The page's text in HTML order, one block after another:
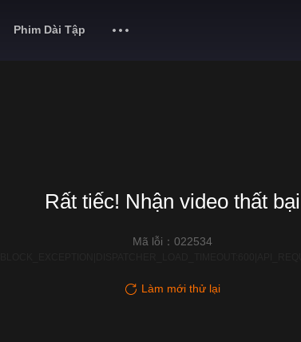
Phim Dài Tập
Rất tiếc! Nhận video thất bại
Mã lỗi：022534
Làm mới thử lại